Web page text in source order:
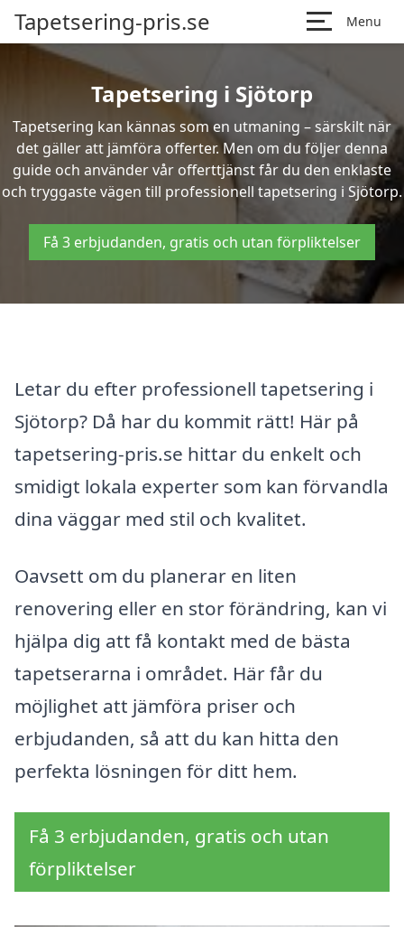
Tapetsering-pris.se Menu
Tapetsering i Sjötorp
Tapetsering kan kännas som en utmaning – särskilt när
det gäller att jämföra offerter. Men om du följer denna
guide och använder vår offerttjänst får du den enklaste
och tryggaste vägen till professionell tapetsering i Sjötorp.
Få 3 erbjudanden, gratis och utan förpliktelser
Letar du efter professionell tapetsering i
Sjötorp? Då har du kommit rätt! Här på
tapetsering-pris.se hittar du enkelt och
smidigt lokala experter som kan förvandla
dina väggar med stil och kvalitet.
Oavsett om du planerar en liten
renovering eller en stor förändring, kan vi
hjälpa dig att få kontakt med de bästa
tapetserarna i området. Här får du
möjlighet att jämföra priser och
erbjudanden, så att du kan hitta den
perfekta lösningen för ditt hem.
Få 3 erbjudanden, gratis och utan
förpliktelser